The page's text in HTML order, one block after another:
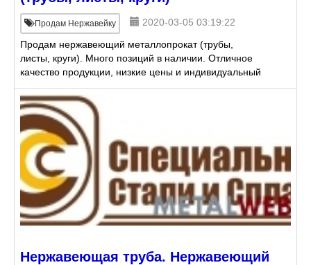
Продам Нержавейку
2020-03-05 03:19:22
Продам нержавеющий металлопрокат (трубы,
листы, круги). Много позиций в наличии. Отличное
качество продукции, низкие цены и индивидуальный
подход к каждому клиенту. Доставка обсуждается
отдельно.
Нержавеющая труба. Нержавеющий